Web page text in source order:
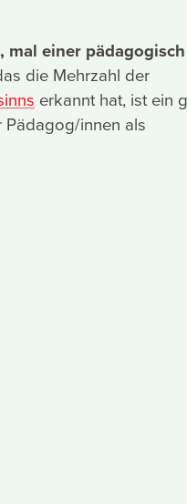
mal einer pädagogisch
die Mehrzahl der
erkannt hat, ist ein
Pädagog/innen als